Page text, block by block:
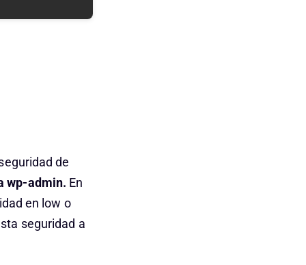
de
wp-admin. En
en low o
seguridad a